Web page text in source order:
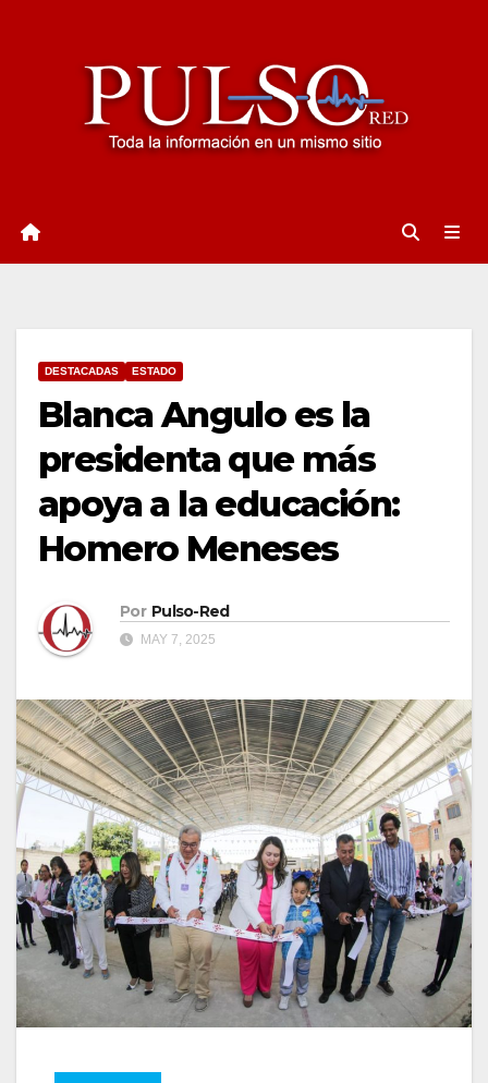
DESTACADAS ESTADO
Blanca Angulo es la
presidenta que más
apoya a la educación:
Homero Meneses
Por Pulso-Red
MAY 7, 2025